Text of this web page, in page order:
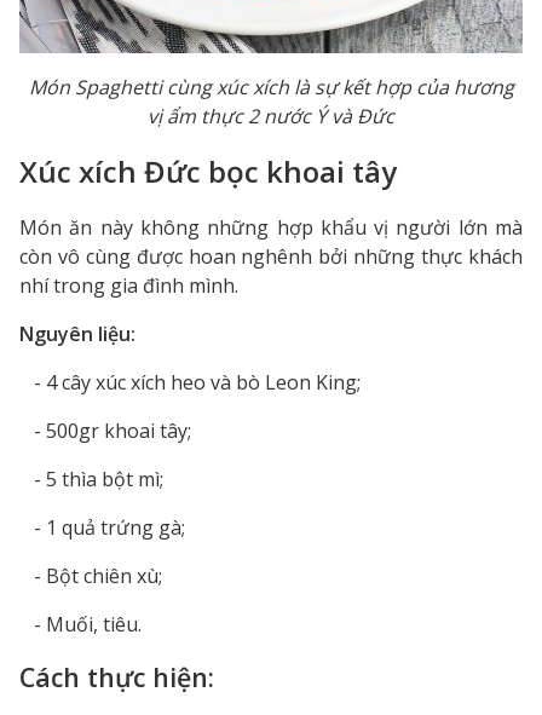
Món Spaghetti cùng xúc xích là sự kết hợp của hương
vị ẩm thực 2 nước Ý và Đức
Xúc xích Đức bọc khoai tây
Món ăn này không những hợp khẩu vị người lớn mà
còn vô cùng được hoan nghênh bởi những thực khách
nhí trong gia đình mình.
Nguyên liệu:
- 4 cây xúc xích heo và bò Leon King;
- 500gr khoai tây;
- 5 thìa bột mì;
- 1 quả trứng gà;
- Bột chiên xù;
- Muối, tiêu.
Cách thực hiện: